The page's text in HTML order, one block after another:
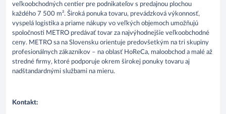
veľkoobchodných centier pre podnikateľov s predajnou plochou
každého 7 500 m². Široká ponuka tovaru, prevádzková výkonnosť,
vyspelá logistika a priame nákupy vo veľkých objemoch umožňujú
spoločnosti METRO predávať tovar za najvýhodnejšie veľkoobchodné
ceny. METRO sa na Slovensku orientuje predovšetkým na tri skupiny
profesionálnych zákazníkov – na oblasť HoReCa, maloobchod a malé až
stredné firmy, ktoré podporuje okrem širokej ponuky tovaru aj
nadštandardnými službami na mieru.
Kontakt: